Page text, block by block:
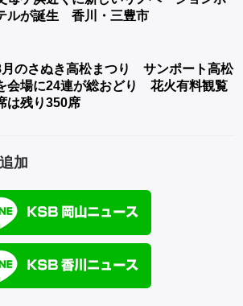
ルが誕生 香川・三豊市
のさぬき高松まつり サンポート高松
会場に24連が総おどり 花火有料観覧
は残り350席
加